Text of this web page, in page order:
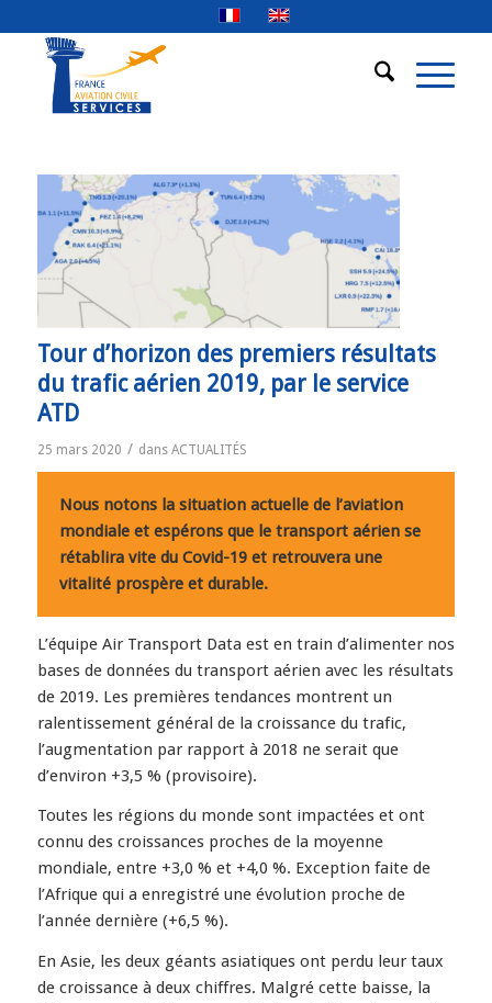
Tour d’horizon des premiers résultats
du trafic aérien 2019, par le service
ATD
25 mars 2020 / dans ACTUALITÉS
Nous notons la situation actuelle de l’aviation
mondiale et espérons que le transport aérien se
rétablira vite du Covid-19 et retrouvera une
vitalité prospère et durable.
L’équipe Air Transport Data est en train d’alimenter nos
bases de données du transport aérien avec les résultats
de 2019. Les premières tendances montrent un
ralentissement général de la croissance du trafic,
l’augmentation par rapport à 2018 ne serait que
d’environ +3,5 % (provisoire).
Toutes les régions du monde sont impactées et ont
connu des croissances proches de la moyenne
mondiale, entre +3,0 % et +4,0 %. Exception faite de
l’Afrique qui a enregistré une évolution proche de
l’année dernière (+6,5 %).
En Asie, les deux géants asiatiques ont perdu leur taux
de croissance à deux chiffres. Malgré cette baisse, la